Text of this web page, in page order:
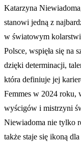
Katarzyna
stanowi jedną z
w światowym
Polsce, wspięła się na
dzięki determinacji,
która definiuje jej
Femmes w 2024 roku,
wyścigów i mistrzyni
Niewiadoma nie tylko
także staje się ikoną